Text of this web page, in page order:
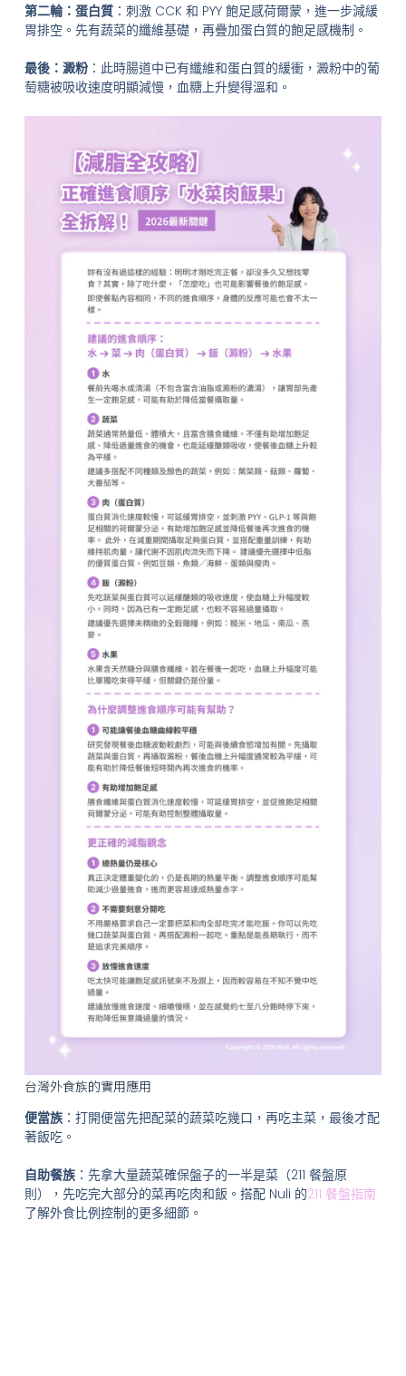
第二輪：蛋白質：刺激 CCK 和 PYY 飽足感荷爾蒙，進一步減緩
胃排空。先有蔬菜的纖維基礎，再疊加蛋白質的飽足感機制。
最後：澱粉：此時腸道中已有纖維和蛋白質的緩衝，澱粉中的葡
萄糖被吸收速度明顯減慢，血糖上升變得溫和。
台灣外食族的實用應用
便當族：打開便當先把配菜的蔬菜吃幾口，再吃主菜，最後才配
著飯吃。
自助餐族：先拿大量蔬菜確保盤子的一半是菜（211 餐盤原
則），先吃完大部分的菜再吃肉和飯。搭配 Nuli 的211 餐盤指南
了解外食比例控制的更多細節。